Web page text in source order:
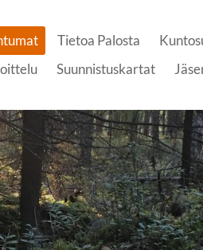
Tietoa Palosta
Suunnistuskartat